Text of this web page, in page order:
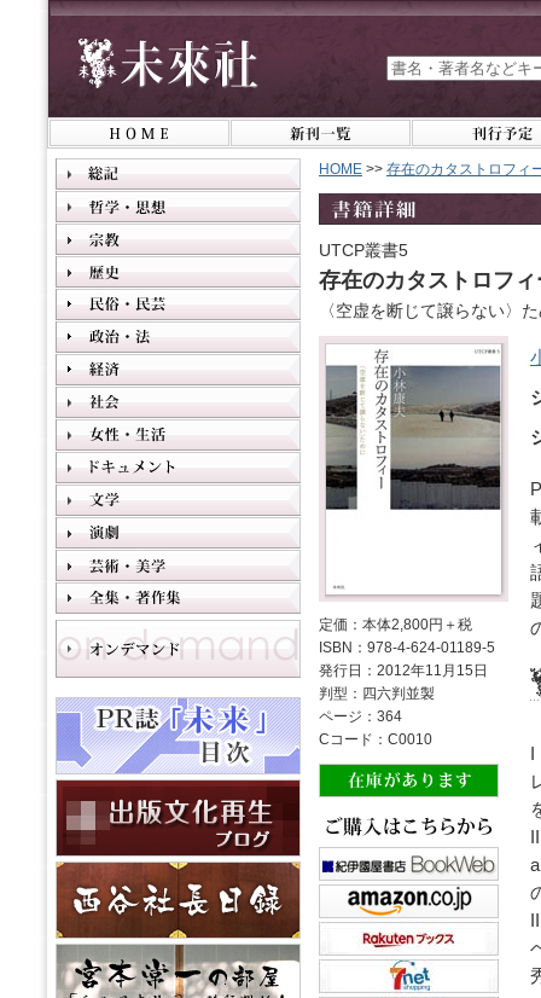
HOME >> 存在のカタストロフィ
UTCP叢書5
存在のカタストロフィ
〈空虚を断じて譲らない〉
定価：本体2,800円＋税
ISBN：978-4-624-01189-5
発行日：2012年11月15日
判型：四六判並製
ページ：364
Cコード：C0010